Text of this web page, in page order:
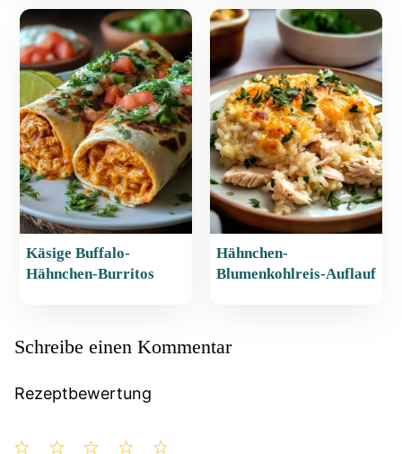
Käsige Buffalo-
Hähnchen-Burritos
Hähnchen-
Blumenkohlreis-Auflauf
Schreibe einen Kommentar
Rezeptbewertung